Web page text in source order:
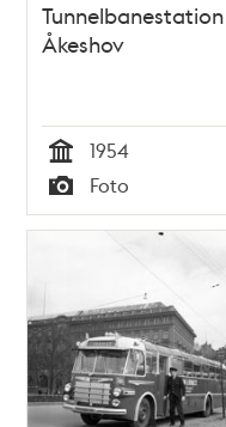
Tunnelbanestation
Åkeshov
Tid
1954
Typ
Foto